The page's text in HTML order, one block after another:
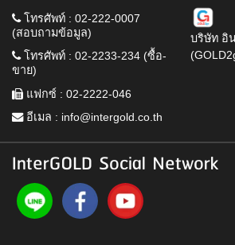
โทรศัพท์ : 02-222-0007
(สอบถามข้อมูล)
โทรศัพท์ : 02-2233-234 (ซื้อ-
ขาย)
แฟกซ์ : 02-2222-046
อีเมล : info@intergold.co.th
บริษัท อิ
InterGOLD Social Network